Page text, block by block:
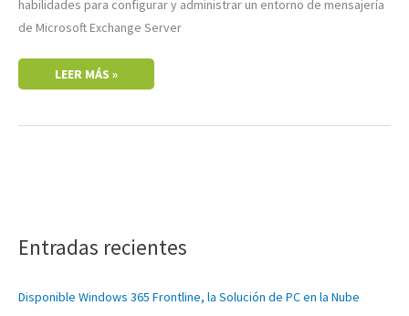
habilidades para configurar y administrar un entorno de mensajería
de Microsoft Exchange Server
LEER MÁS »
Entradas recientes
Disponible Windows 365 Frontline, la Solución de PC en la Nube
t